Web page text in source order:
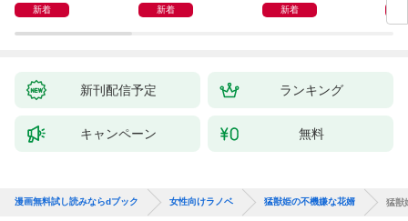
新着 新着 新着
新刊配信予定 ランキング
キャンペーン 無料
漫画無料試し読みならdブック 女性向けラノベ 猛獣姫の不機嫌な花婿 猛獣